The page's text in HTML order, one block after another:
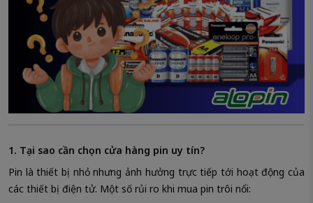
1. Tại sao cần chọn cửa hàng pin uy tín?
Pin là thiết bị nhỏ nhưng ảnh hưởng trực tiếp tới hoạt động của
các thiết bị điện tử. Một số rủi ro khi mua pin trôi nổi: